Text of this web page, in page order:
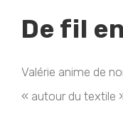
De fil
Valérie anime de
« autour du textile